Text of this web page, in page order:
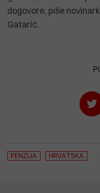
dogovore, piše
Gatarić.
PENZIJA HRVATSKA